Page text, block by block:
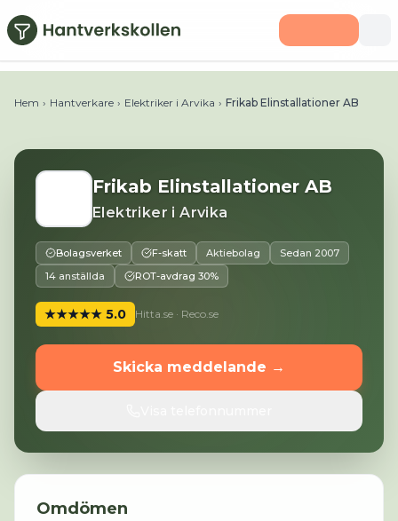
Hoppa till huvudinnehåll
Hem › Hantverkare › Elektriker i Arvika › Frikab Elinstallationer AB
Frikab Elinstallationer AB
Elektriker iArvika
Bolagsverket F-skatt Aktiebolag Sedan 2007
14 anställda
ROT-avdrag 30%
★★★★★ 5.0 Hitta.se · Reco.se
Skicka meddelande →
Omdömen